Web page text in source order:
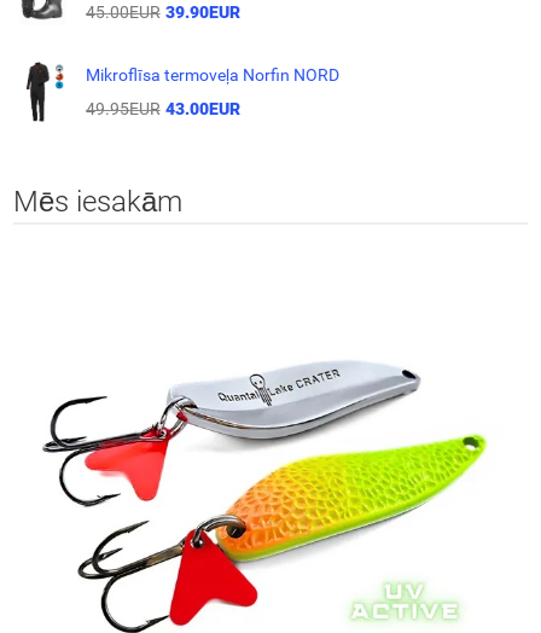
45.00EUR 39.90EUR
Mikroflīsa termoveļa Norfin NORD
49.95EUR 43.00EUR
Mēs iesakām